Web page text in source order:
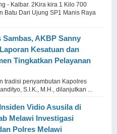
- Kalbar. 2Kira kira 1 Kilo 700
Batu Dari Ujung SP1 Manis Raya
AKBP Sanny
Kesatuan dan
Tingkatkan Pelayanan
tradisi penyambutan Kapolres
S.I.K., M.H., dilanjutkan ...
Vidio Asusila di
Melawi Investigasi
Polres Melawi